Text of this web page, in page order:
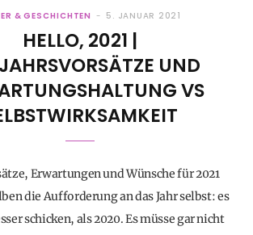
& GESCHICHTEN 5. JANUAR 2021
HELLO, 2021 |
UND
VS
Erwartungen und Wünsche für 2021
die Aufforderung an das Jahr selbst: es
schicken, als 2020. Es müsse gar nicht